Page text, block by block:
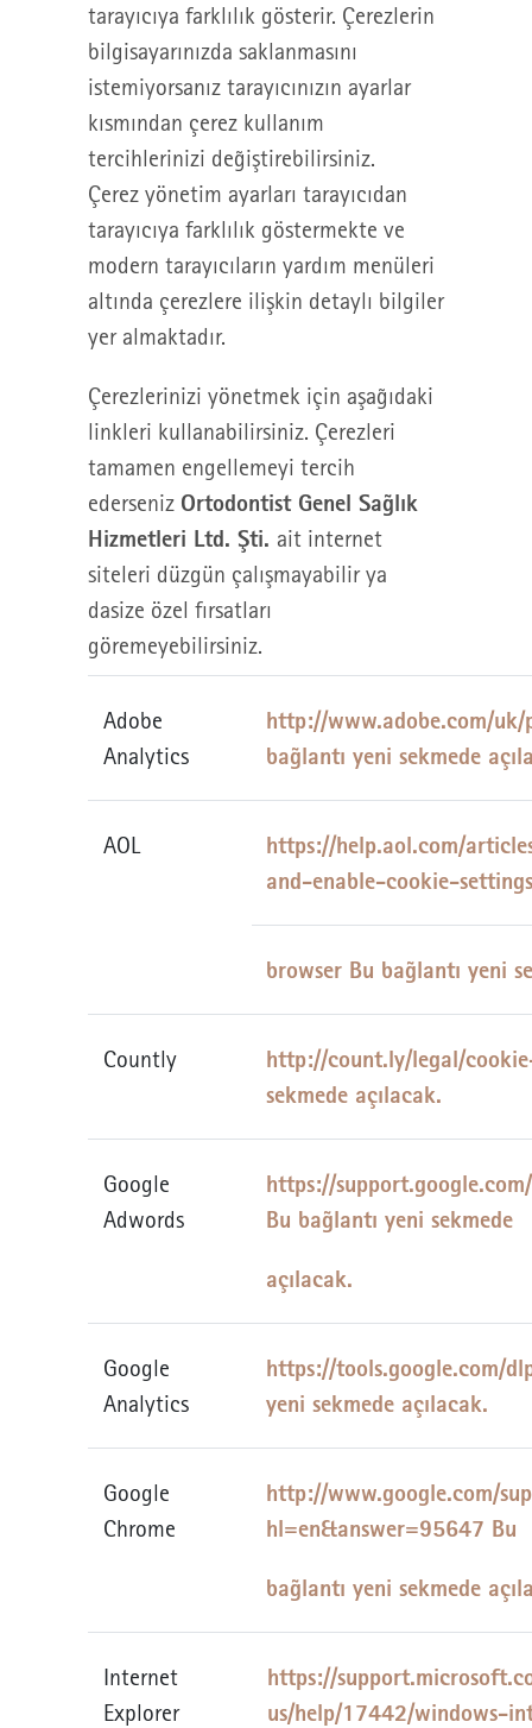
tarayıcıya farklılık gösterir. Çerezlerin
bilgisayarınızda saklanmasını
istemiyorsanız tarayıcınızın ayarlar
kısmından çerez kullanım
tercihlerinizi değiştirebilirsiniz.
Çerez yönetim ayarları tarayıcıdan
tarayıcıya farklılık göstermekte ve
modern tarayıcıların yardım menüleri
altında çerezlere ilişkin detaylı bilgiler
yer almaktadır.
Çerezlerinizi yönetmek için aşağıdaki
linkleri kullanabilirsiniz. Çerezleri
tamamen engellemeyi tercih
ederseniz Ortodontist Genel Sağlık
Hizmetleri Ltd. Şti. ait internet
siteleri düzgün çalışmayabilir ya
dasize özel fırsatları
göremeyebilirsiniz.
Adobe
Analytics
http://www.adobe.com/
bağlantı yeni sekmede
AOL
https://help.aol.com/
and-enable-cookie-
browser Bu bağlantı yeni
Countly
http://count.ly/legal/
sekmede açılacak.
Google
Adwords
https://
Bu bağlantı yeni sekmede
açılacak.
Google
Analytics
https://tools.google.com/
yeni sekmede açılacak.
Google
Chrome
http://www.google.com/
hl=en&answer=95647 Bu
bağlantı yeni sekmede
Internet
Explorer
https://
us/help/17442/windows-